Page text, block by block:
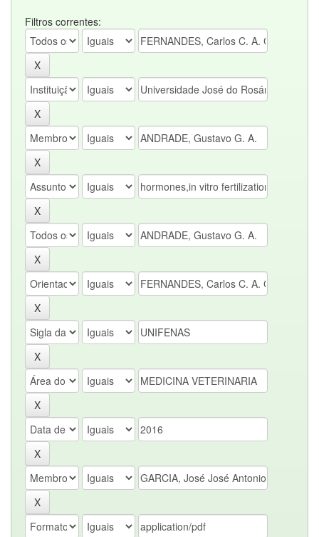
Filtros correntes: